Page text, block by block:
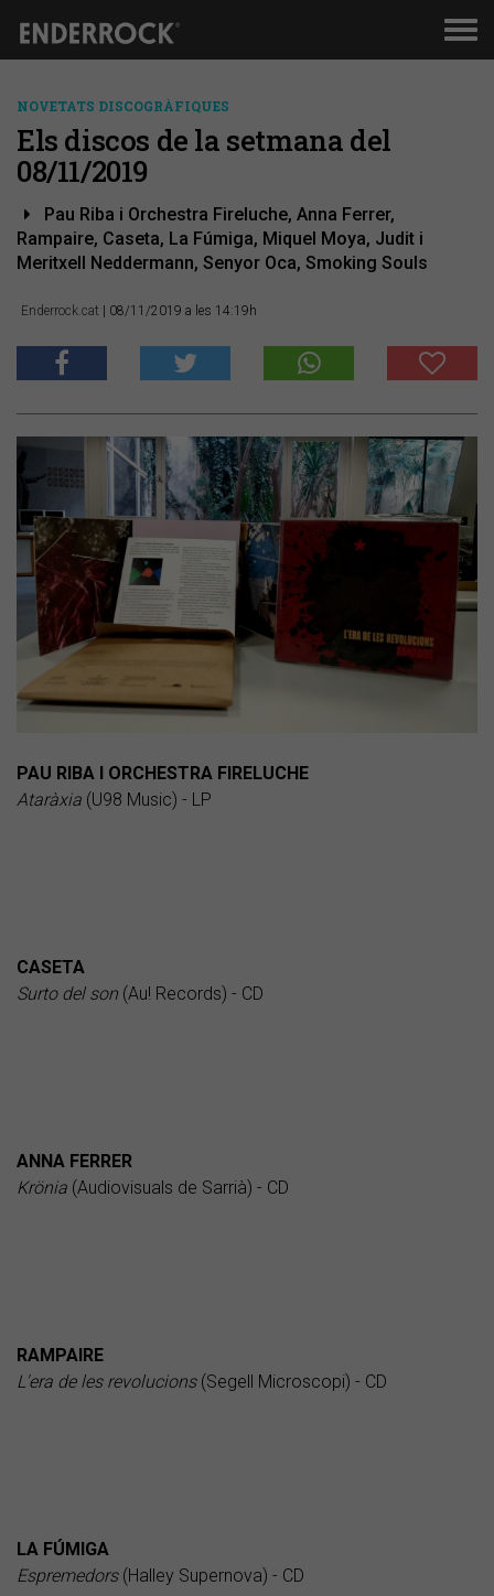
NOVETATS DISCOGRÀFIQUES
Els discos de la setmana del
08/11/2019
Pau Riba i Orchestra Fireluche, Anna Ferrer,
Rampaire, Caseta, La Fúmiga, Miquel Moya, Judit i
Meritxell Neddermann, Senyor Oca, Smoking Souls
Enderrock.cat | 08/11/2019 a les 14:19h
PAU RIBA I ORCHESTRA FIRELUCHE
Ataràxia (U98 Music) - LP
CASETA
Surto del son (Au! Records) - CD
ANNA FERRER
Krönia (Audiovisuals de Sarrià) - CD
RAMPAIRE
L'era de les revolucions(Segell Microscopi) - CD
LA FÚMIGA
Espremedors(Halley Supernova) - CD